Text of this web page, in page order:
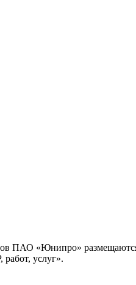
ПАО «Юнипро»
услуг».